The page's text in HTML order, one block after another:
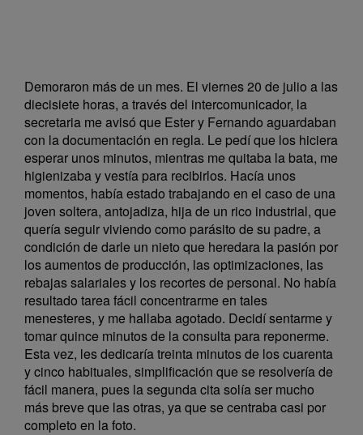
Demoraron más de un mes. El viernes 20 de julio a las
diecisiete horas, a través del intercomunicador, la
secretaria me avisó que Ester y Fernando aguardaban
con la documentación en regla. Le pedí que los hiciera
esperar unos minutos, mientras me quitaba la bata, me
higienizaba y vestía para recibirlos. Hacía unos
momentos, había estado trabajando en el caso de una
joven soltera, antojadiza, hija de un rico industrial, que
quería seguir viviendo como parásito de su padre, a
condición de darle un nieto que heredara la pasión por
los aumentos de producción, las optimizaciones, las
rebajas salariales y los recortes de personal. No había
resultado tarea fácil concentrarme en tales
menesteres, y me hallaba agotado. Decidí sentarme y
tomar quince minutos de la consulta para reponerme.
Esta vez, les dedicaría treinta minutos de los cuarenta
y cinco habituales, simplificación que se resolvería de
fácil manera, pues la segunda cita solía ser mucho
más breve que las otras, ya que se centraba casi por
completo en la foto.